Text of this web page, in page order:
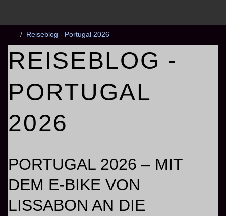
Mobile Menu Toggle
Aktuelle Seite:
Reiseblog - Portugal 2026
REISEBLOG -
PORTUGAL
2026
PORTUGAL 2026 – MIT
DEM E-BIKE VON
LISSABON AN DIE